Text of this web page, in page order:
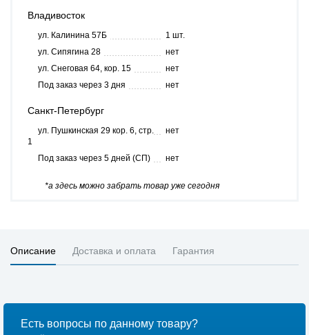
Владивосток
ул. Калинина 57Б
1 шт.
ул. Сипягина 28
нет
ул. Снеговая 64, кор. 15
нет
Под заказ через 3 дня
нет
Санкт-Петербург
ул. Пушкинская 29 кор. 6, стр.
1
нет
Под заказ через 5 дней (СП) нет
*а здесь можно забрать товар уже сегодня
Описание Доставка и оплата Гарантия
Есть вопросы по данному товару?